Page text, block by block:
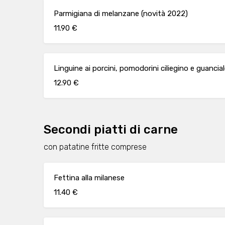
Parmigiana di melanzane (novità 2022)
11.90 €
Linguine ai porcini, pomodorini ciliegino e
12.90 €
Secondi piatti di carne
con patatine fritte comprese
Fettina alla milanese
11.40 €